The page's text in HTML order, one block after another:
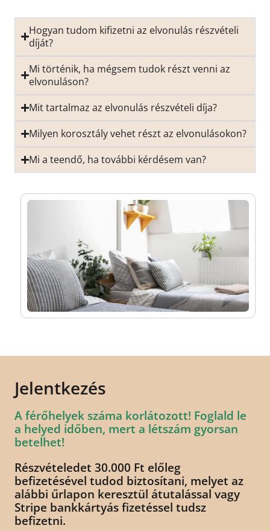
Hogyan tudom kifizetni az elvonulás részvételi
díját?
Mi történik, ha mégsem tudok részt venni az
elvonuláson?
Mit tartalmaz az elvonulás részvételi díja?
Milyen korosztály vehet részt az elvonulásokon?
Mi a teendő, ha további kérdésem van?
Jelentkezés
A férőhelyek száma korlátozott! Foglald le
a helyed időben, mert a létszám gyorsan
betelhet!
Részvételedet 30.000 Ft előleg
befizetésével tudod biztosítani, melyet az
alábbi űrlapon keresztül átutalással vagy
Stripe bankkártyás fizetéssel tudsz
befizetni.